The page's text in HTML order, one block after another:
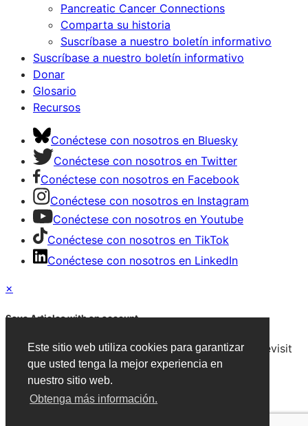
Este sitio web utiliza cookies para garantizar
que usted tenga la mejor experiencia en
nuestro sitio web.
Obtenga más información.
Pancreatic Cancer Connections
Comparta su historia
Suscríbase a nuestro boletín informativo
Suscríbase a nuestro boletín informativo
Donar
Glosario
Recursos
Conéctese con nosotros en Bluesky
Conéctese con nosotros en Twitter
Conéctese con nosotros en Facebook
Conéctese con nosotros en Instagram
Conéctese con nosotros en Youtube
Conéctese con nosotros en TikTok
Conéctese con nosotros en LinkedIn
×
Save Articles with an account
After signing in, you can save articles and easily revisit
them on any device.
Create an Account